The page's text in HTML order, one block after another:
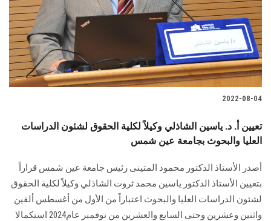
2022-08-04
تعيين أ. د. ياسين الشاذلي وكيلاً لكلية الحقوق لشئون الدراسات
العليا والبحوث بجامعة عين شمس
أصدر الأستاذ الدكتور محمود المتينى رئيس جامعة عين شمس قراراً
بتعيين الأستاذ الدكتور ياسين محمد ثروت الشاذلي وكيلاً لكلية الحقوق
لشئون الدراسات العليا والبحوث اعتباراً من الأول من أغسطس ألفين
واثنين وعشرين وحتى السابع والعشرين من نوفمبر عام2024 استكمالا